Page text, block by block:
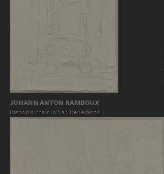
JOHANN ANTON RAMBOUX
Bishop's chair in San Benedetto…